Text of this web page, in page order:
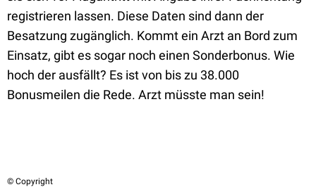
registrieren lassen. Diese Daten sind dann der
Besatzung zugänglich. Kommt ein Arzt an Bord zum
Einsatz, gibt es sogar noch einen Sonderbonus. Wie
hoch der ausfällt? Es ist von bis zu 38.000
Bonusmeilen die Rede. Arzt müsste man sein!
© Copyright